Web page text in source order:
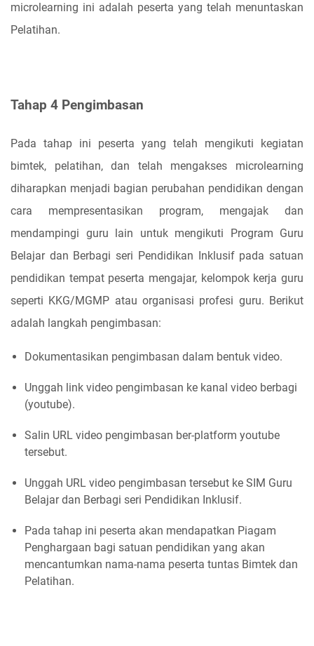
microlearning ini adalah peserta yang telah menuntaskan
Pelatihan.
Tahap 4 Pengimbasan
Pada tahap ini peserta yang telah mengikuti kegiatan
bimtek, pelatihan, dan telah mengakses microlearning
diharapkan menjadi bagian perubahan pendidikan dengan
cara mempresentasikan program, mengajak dan
mendampingi guru lain untuk mengikuti Program Guru
Belajar dan Berbagi seri Pendidikan Inklusif pada satuan
pendidikan tempat peserta mengajar, kelompok kerja guru
seperti KKG/MGMP atau organisasi profesi guru. Berikut
adalah langkah pengimbasan:
Dokumentasikan pengimbasan dalam bentuk video.
Unggah link video pengimbasan ke kanal video berbagi
(youtube).
Salin URL video pengimbasan ber-platform youtube
tersebut.
Unggah URL video pengimbasan tersebut ke SIM Guru
Belajar dan Berbagi seri Pendidikan Inklusif.
Pada tahap ini peserta akan mendapatkan Piagam
Penghargaan bagi satuan pendidikan yang akan
mencantumkan nama-nama peserta tuntas Bimtek dan
Pelatihan.